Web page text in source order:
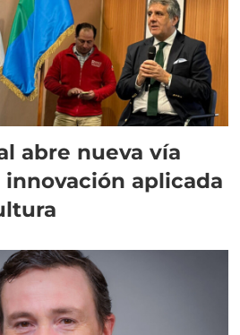
abre nueva vía
aplicada